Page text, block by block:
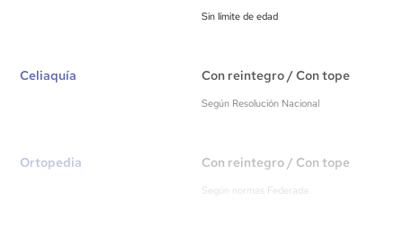
Sin límite de edad
Celiaquía Con reintegro / Con tope
Según Resolución Nacional
Ortopedia Con reintegro / Con tope
Según normas Federada